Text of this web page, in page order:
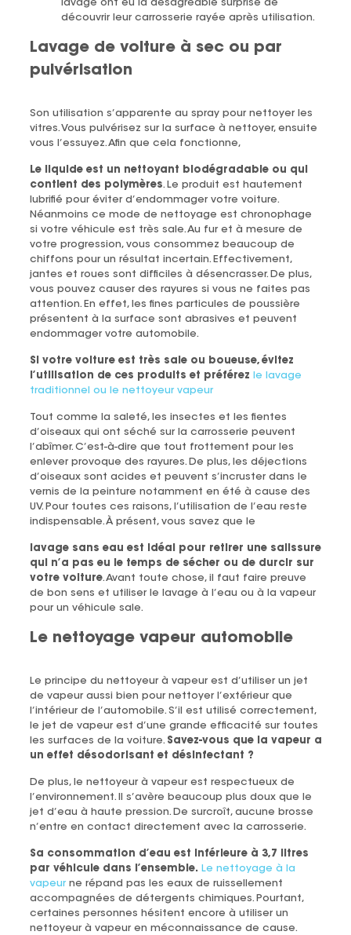
lavage ont eu la désagréable surprise de
découvrir leur carrosserie rayée après utilisation.
Lavage de voiture à sec ou par
pulvérisation
Son utilisation s’apparente au spray pour nettoyer les
vitres. Vous pulvérisez sur la surface à nettoyer, ensuite
vous l’essuyez. Afin que cela fonctionne,
Le liquide est un nettoyant biodégradable ou qui
contient des polymères. Le produit est hautement
lubrifié pour éviter d’endommager votre voiture.
Néanmoins ce mode de nettoyage est chronophage
si votre véhicule est très sale. Au fur et à mesure de
votre progression, vous consommez beaucoup de
chiffons pour un résultat incertain. Effectivement,
jantes et roues sont difficiles à désencrasser. De plus,
vous pouvez causer des rayures si vous ne faites pas
attention. En effet, les fines particules de poussière
présentent à la surface sont abrasives et peuvent
endommager votre automobile.
Si votre voiture est très sale ou boueuse, évitez
l’utilisation de ces produits et préférez
le lavage
traditionnel ou le nettoyeur vapeur
Tout comme la saleté, les insectes et les fientes
d’oiseaux qui ont séché sur la carrosserie peuvent
l’abîmer. C’est-à-dire que tout frottement pour les
enlever provoque des rayures. De plus, les déjections
d’oiseaux sont acides et peuvent s’incruster dans le
vernis de la peinture notamment en été à cause des
UV. Pour toutes ces raisons, l’utilisation de l’eau reste
indispensable. À présent, vous savez que le
lavage sans eau est idéal pour retirer une salissure
qui n’a pas eu le temps de sécher ou de durcir sur
votre voiture. Avant toute chose, il faut faire preuve
de bon sens et utiliser le lavage à l’eau ou à la vapeur
pour un véhicule sale.
Le nettoyage vapeur automobile
Le principe du nettoyeur à vapeur est d’utiliser un jet
de vapeur aussi bien pour nettoyer l’extérieur que
l’intérieur de l’automobile. S’il est utilisé correctement,
le jet de vapeur est d’une grande efficacité sur toutes
les surfaces de la voiture. Savez-vous que la vapeur a
un effet désodorisant et désinfectant ?
De plus, le nettoyeur à vapeur est respectueux de
l’environnement. Il s’avère beaucoup plus doux que le
jet d’eau à haute pression. De surcroît, aucune brosse
n’entre en contact directement avec la carrosserie.
Sa consommation d’eau est inférieure à 3,7 litres
par véhicule dans l’ensemble.Le nettoyage à la
vapeurne répand pas les eaux de ruissellement
accompagnées de détergents chimiques. Pourtant,
certaines personnes hésitent encore à utiliser un
nettoyeur à vapeur en méconnaissance de cause.